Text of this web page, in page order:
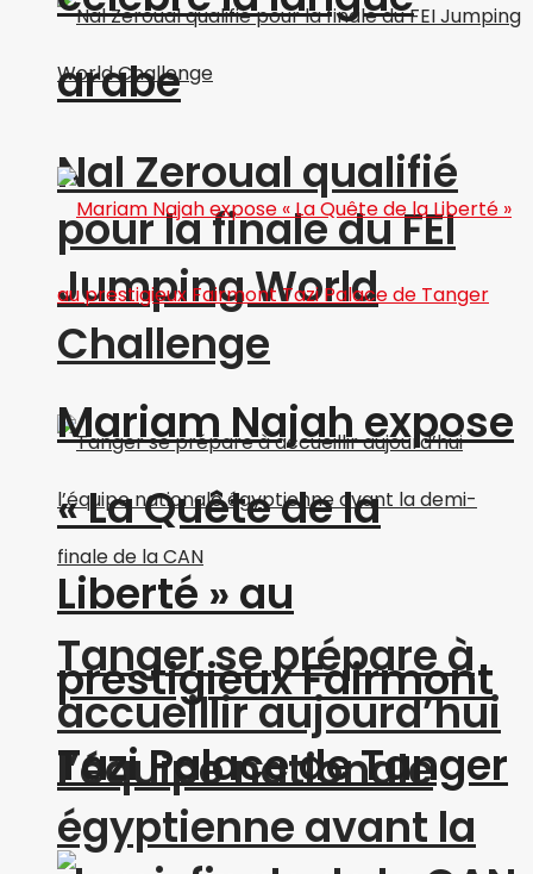
Nal Zeroual qualifié
pour la finale du FEI
Jumping World
Challenge
Tanger se prépare à
accueillir aujourd’hui
l’équipe nationale
égyptienne avant la
arabe
Mariam Najah expose
« La Quête de la
Liberté » au
prestigieux Fairmont
Tazi Palace de Tanger